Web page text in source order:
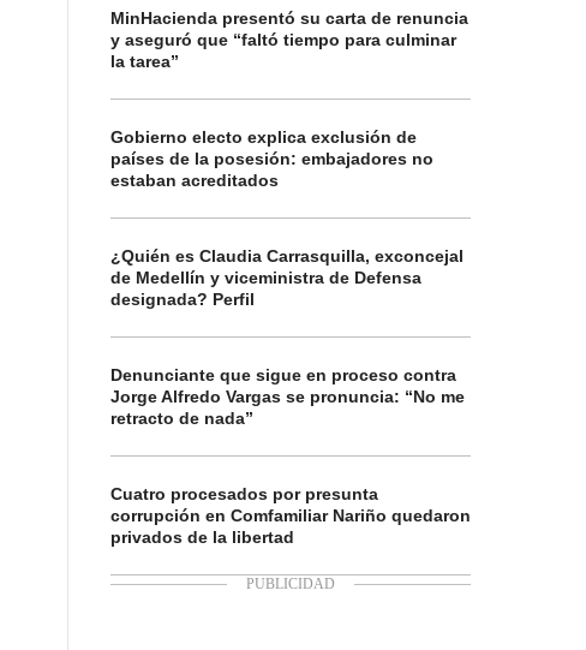
MinHacienda presentó su carta de renuncia
y aseguró que “faltó tiempo para culminar
la tarea”
Gobierno electo explica exclusión de
países de la posesión: embajadores no
estaban acreditados
¿Quién es Claudia Carrasquilla, exconcejal
de Medellín y viceministra de Defensa
designada? Perfil
Denunciante que sigue en proceso contra
Jorge Alfredo Vargas se pronuncia: “No me
retracto de nada”
Cuatro procesados por presunta
corrupción en Comfamiliar Nariño quedaron
privados de la libertad